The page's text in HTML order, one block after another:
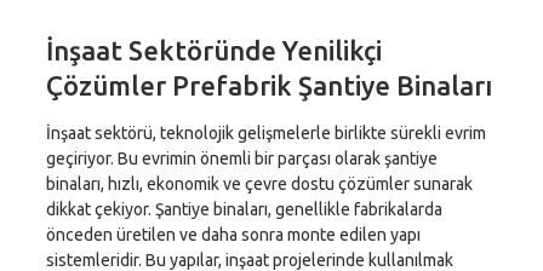
İnşaat Sektöründe Yenilikçi
Çözümler Prefabrik Şantiye Binaları
İnşaat sektörü, teknolojik gelişmelerle birlikte sürekli evrim
geçiriyor. Bu evrimin önemli bir parçası olarak şantiye
binaları, hızlı, ekonomik ve çevre dostu çözümler sunarak
dikkat çekiyor. Şantiye binaları, genellikle fabrikalarda
önceden üretilen ve daha sonra monte edilen yapı
sistemleridir. Bu yapılar, inşaat projelerinde kullanılmak